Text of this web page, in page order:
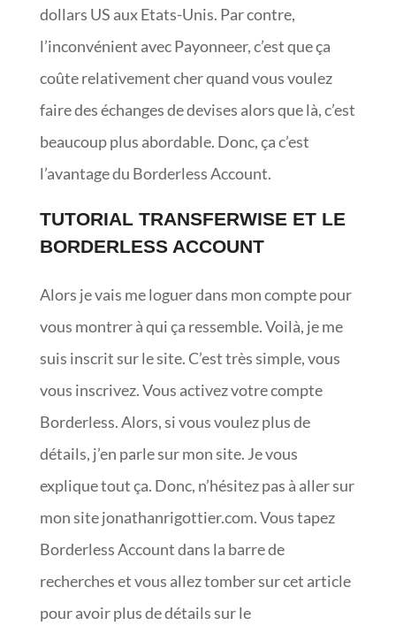
dollars US aux Etats-Unis. Par contre,
l’inconvénient avec Payonneer, c’est que ça
coûte relativement cher quand vous voulez
faire des échanges de devises alors que là, c’est
beaucoup plus abordable. Donc, ça c’est
l’avantage du Borderless Account.
TUTORIAL TRANSFERWISE ET LE
BORDERLESS ACCOUNT
Alors je vais me loguer dans mon compte pour
vous montrer à qui ça ressemble. Voilà, je me
suis inscrit sur le site. C’est très simple, vous
vous inscrivez. Vous activez votre compte
Borderless. Alors, si vous voulez plus de
détails, j’en parle sur mon site. Je vous
explique tout ça. Donc, n’hésitez pas à aller sur
mon site jonathanrigottier.com. Vous tapez
Borderless Account dans la barre de
recherches et vous allez tomber sur cet article
pour avoir plus de détails sur le